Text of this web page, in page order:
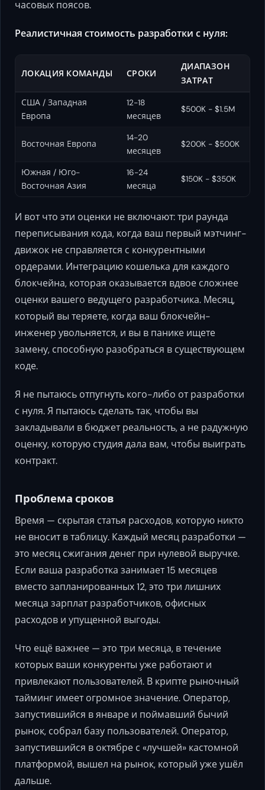
часовых поясов.
Реалистичная стоимость разработки с нуля:
ЛОКАЦИЯ КОМАНДЫ СРОКИ
ДИАПАЗОН
ЗАТРАТ
США / Западная
Европа
12-18
месяцев
$500K - $1.5M
Восточная Европа
14-20
месяцев
$200K - $500K
Южная / Юго-
Восточная Азия
16-24
месяца
$150K - $350K
И вот что эти оценки не включают: три раунда
переписывания кода, когда ваш первый мэтчинг-
движок не справляется с конкурентными
ордерами. Интеграцию кошелька для каждого
блокчейна, которая оказывается вдвое сложнее
оценки вашего ведущего разработчика. Месяц,
который вы теряете, когда ваш блокчейн-
инженер увольняется, и вы в панике ищете
замену, способную разобраться в существующем
коде.
Я не пытаюсь отпугнуть кого-либо от разработки
с нуля. Я пытаюсь сделать так, чтобы вы
закладывали в бюджет реальность, а не радужную
оценку, которую студия дала вам, чтобы выиграть
контракт.
Проблема сроков
Время — скрытая статья расходов, которую никто
не вносит в таблицу. Каждый месяц разработки —
это месяц сжигания денег при нулевой выручке.
Если ваша разработка занимает 15 месяцев
вместо запланированных 12, это три лишних
месяца зарплат разработчиков, офисных
расходов и упущенной выгоды.
Что ещё важнее — это три месяца, в течение
которых ваши конкуренты уже работают и
привлекают пользователей. В крипте рыночный
тайминг имеет огромное значение. Оператор,
запустившийся в январе и поймавший бычий
рынок, собрал базу пользователей. Оператор,
запустившийся в октябре с «лучшей» кастомной
платформой, вышел на рынок, который уже ушёл
дальше.